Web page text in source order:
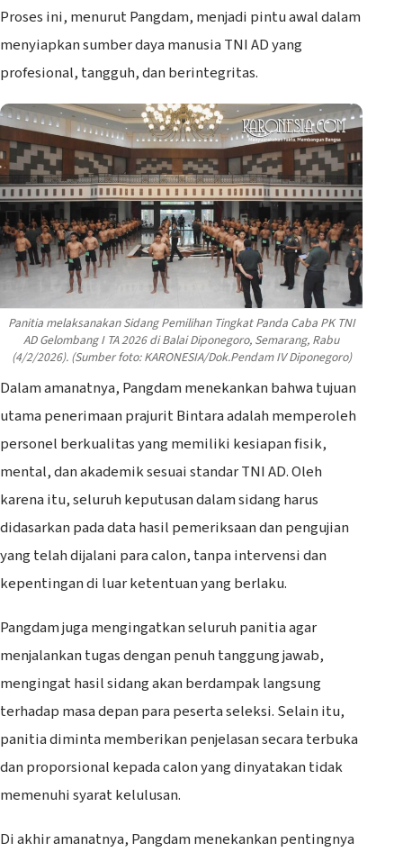
Proses ini, menurut Pangdam, menjadi pintu awal dalam
menyiapkan sumber daya manusia TNI AD yang
profesional, tangguh, dan berintegritas.
Panitia melaksanakan Sidang Pemilihan Tingkat Panda Caba PK TNI
AD Gelombang I TA 2026 di Balai Diponegoro, Semarang, Rabu
(4/2/2026). (Sumber foto: KARONESIA/Dok.Pendam IV Diponegoro)
Dalam amanatnya, Pangdam menekankan bahwa tujuan
utama penerimaan prajurit Bintara adalah memperoleh
personel berkualitas yang memiliki kesiapan fisik,
mental, dan akademik sesuai standar TNI AD. Oleh
karena itu, seluruh keputusan dalam sidang harus
didasarkan pada data hasil pemeriksaan dan pengujian
yang telah dijalani para calon, tanpa intervensi dan
kepentingan di luar ketentuan yang berlaku.
Pangdam juga mengingatkan seluruh panitia agar
menjalankan tugas dengan penuh tanggung jawab,
mengingat hasil sidang akan berdampak langsung
terhadap masa depan para peserta seleksi. Selain itu,
panitia diminta memberikan penjelasan secara terbuka
dan proporsional kepada calon yang dinyatakan tidak
memenuhi syarat kelulusan.
Di akhir amanatnya, Pangdam menekankan pentingnya